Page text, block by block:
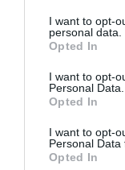
not limited to your
grant or deny
use your data for
consent section.
I want to opt-
personal data.
Opted In
I want to opt-
Personal Data.
Opted In
I want to opt-
Personal Data
Opted In
innovációkkal.
Aktuális